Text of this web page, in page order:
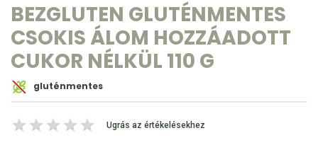
BEZGLUTEN GLUTÉNMENTES
CSOKIS ÁLOM HOZZÁADOTT
CUKOR NÉLKÜL 110 G
gluténmentes
Ugrás az értékelésekhez